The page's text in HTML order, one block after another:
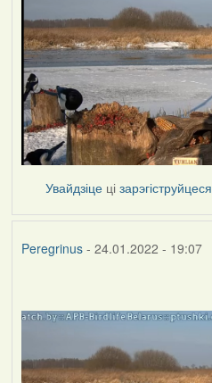
Увайдзіце цізарэгіструйцеся
Peregrinus- 24.01.2022 - 19:07